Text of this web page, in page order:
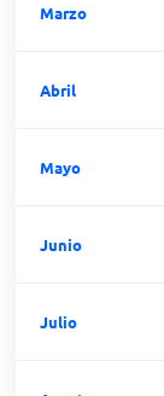
Marzo
Abril
Mayo
Junio
Julio